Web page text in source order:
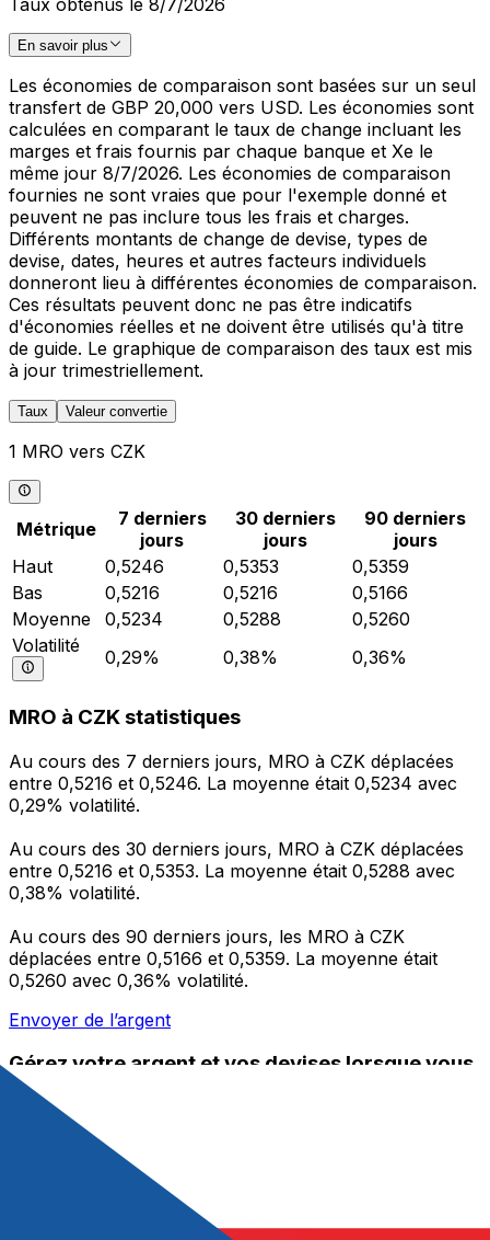
En savoir plus
Les économies de comparaison sont basées sur un seul
transfert de GBP 20,000 vers USD. Les économies sont
calculées en comparant le taux de change incluant les
marges et frais fournis par chaque banque et Xe le
même jour 8/7/2026. Les économies de comparaison
fournies ne sont vraies que pour l'exemple donné et
peuvent ne pas inclure tous les frais et charges.
Différents montants de change de devise, types de
devise, dates, heures et autres facteurs individuels
donneront lieu à différentes économies de comparaison.
Ces résultats peuvent donc ne pas être indicatifs
d'économies réelles et ne doivent être utilisés qu'à titre
de guide. Le graphique de comparaison des taux est mis
à jour trimestriellement.
Taux Valeur convertie
1 MRO vers CZK
Métrique
7 derniers
jours
30 derniers
jours
90 derniers
jours
Haut
0,5246 0,5353
0,5359
Bas
0,5216 0,5216
0,5166
Moyenne
0,5234 0,5288
0,5260
Volatilité
0,29% 0,38% 0,36%
MRO à CZK statistiques
Au cours des 7 derniers jours, MRO à CZK déplacées
entre 0,5216 et 0,5246. La moyenne était 0,5234 avec
0,29% volatilité.
Au cours des 30 derniers jours, MRO à CZK déplacées
entre 0,5216 et 0,5353. La moyenne était 0,5288 avec
0,38% volatilité.
Au cours des 90 derniers jours, les MRO à CZK
déplacées entre 0,5166 et 0,5359. La moyenne était
0,5260 avec 0,36% volatilité.
Envoyer de l’argent
Gérez votre argent et vos devises lorsque vous
êtes en déplacement
L'application Xe réunit toutes les fonctionnalités
nécessaires pour vos transferts d'argent internationaux
et la gestion de vos devises. Convertissez des devises,
programmez des alertes de taux et transférez de
l'argent à l'étranger sans frais cachés. Téléchargez